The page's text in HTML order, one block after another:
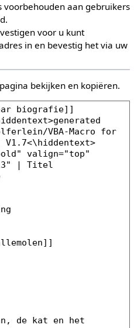
voorbehouden aan gebruikers
voor u kunt
in en bevestig het via uw
bekijken en kopiëren.